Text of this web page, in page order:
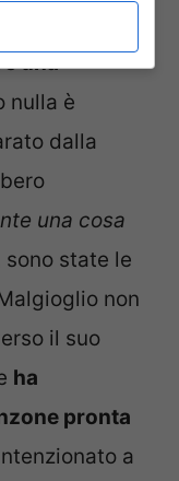
Pettinelli,
una
nulla è
dalla
una cosa
sono state le
non
il suo
ha
pronta
a